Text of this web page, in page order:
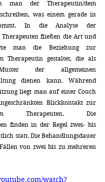
man der Therapeutin/dem
was einem gerade in
In die Analyse der
Therapeuten fließen die Art und
man die Beziehung zur
Therapeutin gestaltet, die als
der allgemeinen
dienen kann. Während
liegt man auf einer Couch
Blickkontakt zur
zum Therapeuten. Die
finden in der Regel zwei- bis
statt. Die Behandlungsdauer
von zwei bis zu mehreren
watch?